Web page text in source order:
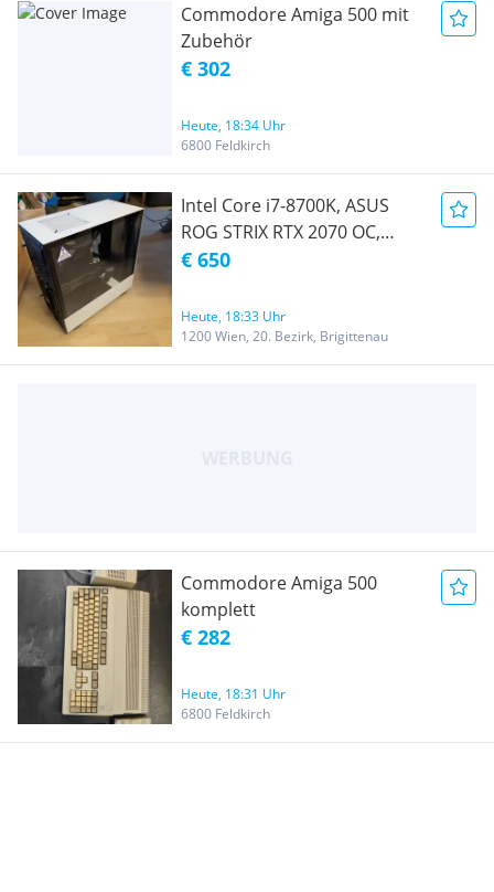
Commodore Amiga 500 mit
Zubehör
€ 302
Heute, 18:34 Uhr
6800 Feldkirch
Intel Core i7-8700K, ASUS
ROG STRIX RTX 2070 OC,
ASUS ROG MAXIMUS X HERO,
H510i
€ 650
Heute, 18:33 Uhr
1200 Wien, 20. Bezirk, Brigittenau
Commodore Amiga 500
komplett
€ 282
Heute, 18:31 Uhr
6800 Feldkirch